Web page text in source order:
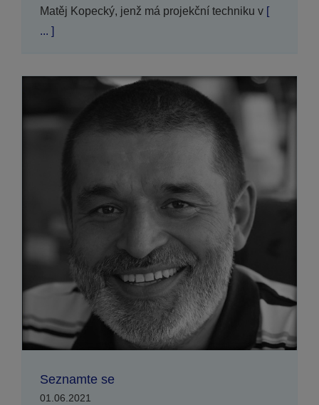
Matěj Kopecký, jenž má projekční techniku v[
... ]
Seznamte se
01.06.2021